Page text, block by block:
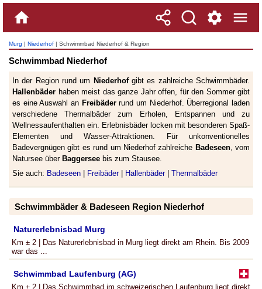
Murg | Niederhof | Schwimmbad Niederhof & Region
Schwimmbad Niederhof
In der Region rund um Niederhofgibt es zahlreiche Schwimmbäder.
Hallenbäder haben meist das ganze Jahr offen, für den Sommer gibt
es eine Auswahl an Freibäderrund um Niederhof. Überregional laden
verschiedene Thermalbäder zum Erholen, Entspannen und zu
Wellnessaufenthalten ein. Erlebnisbäder locken mit besonderen Spaß-
Elementen und Wasser-Attraktionen. Für unkonventionelles
Badevergnügen gibt es rund um Niederhof zahlreiche Badeseen, vom
Natursee über Baggersee bis zum Stausee.
Sie auch: Badeseen Freibäder| Hallenbäder| Thermalbäder
Schwimmbäder & Badeseen Region Niederhof
Naturerlebnisbad Murg
Km ± 2 | Das Naturerlebnisbad in Murg liegt direkt am Rhein. Bis 2009
war das ...
Schwimmbad Laufenburg (AG)
Km ± 2 | Das Schwimmbad im schweizerischen Laufenburg liegt direkt